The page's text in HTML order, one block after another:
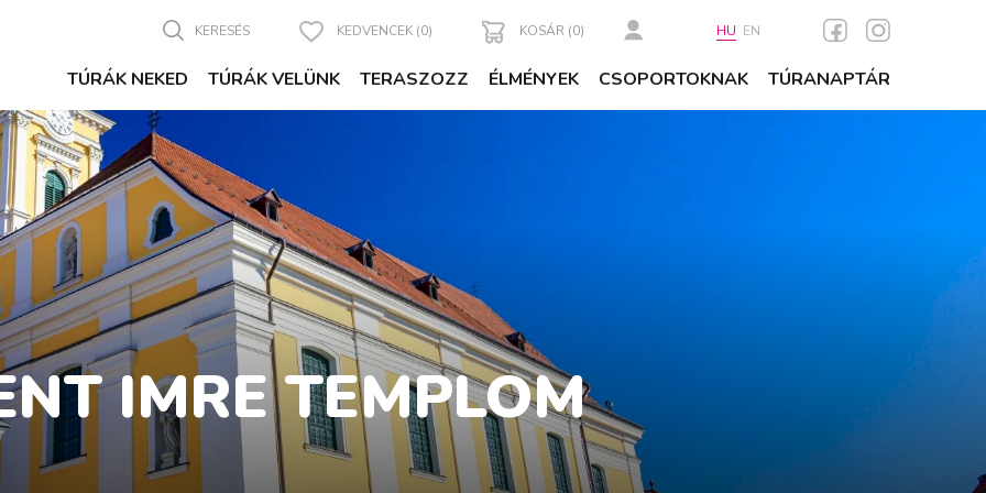
TÚRÁK NEKED TÚRÁK VELÜNK TERASZOZZ ÉLMÉNYEK CSOPORTOKNAK TÚRANAPTÁR
KERESÉS KEDVENCEK (0) KOSÁR (0) HU EN
IMRE TEMPLOM